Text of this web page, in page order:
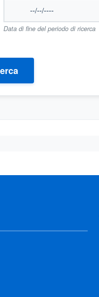
Data di fine del periodo di ricerca